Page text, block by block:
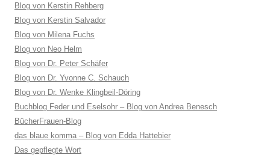
Blog von Kerstin Rehberg
Blog von Kerstin Salvador
Blog von Milena Fuchs
Blog von Neo Helm
Blog von Dr. Peter Schäfer
Blog von Dr. Yvonne C. Schauch
Blog von Dr. Wenke Klingbeil-Döring
Buchblog Feder und Eselsohr – Blog von Andrea Benesch
BücherFrauen-Blog
das blaue komma – Blog von Edda Hattebier
Das gepflegte Wort